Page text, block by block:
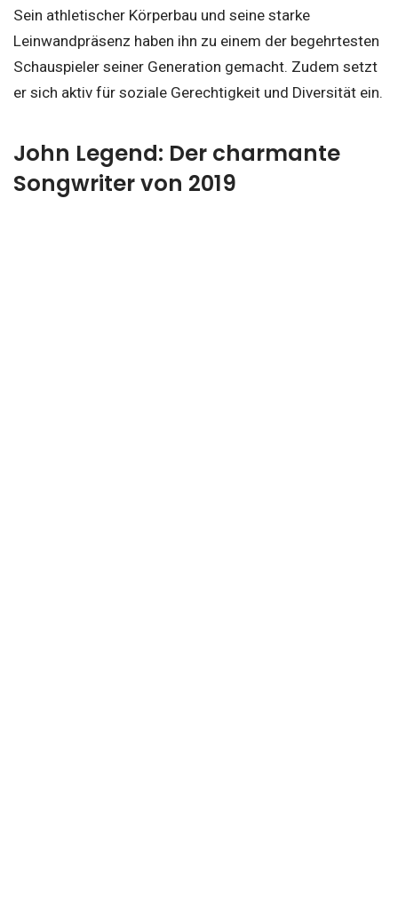
Sein athletischer Körperbau und seine starke
Leinwandpräsenz haben ihn zu einem der begehrtesten
Schauspieler seiner Generation gemacht. Zudem setzt
er sich aktiv für soziale Gerechtigkeit und Diversität ein.
John Legend: Der charmante
Songwriter von 2019